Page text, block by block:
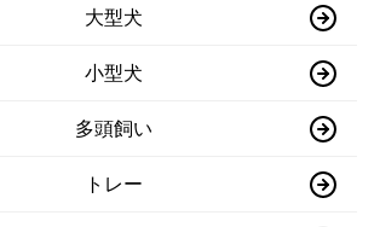
大型犬
小型犬
多頭飼い
トレー